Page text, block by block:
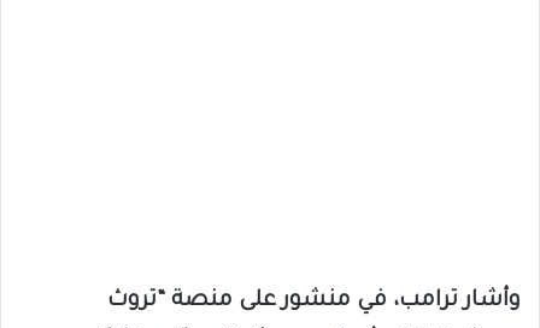
وأشار ترامب، في منشور على منصة “تروث